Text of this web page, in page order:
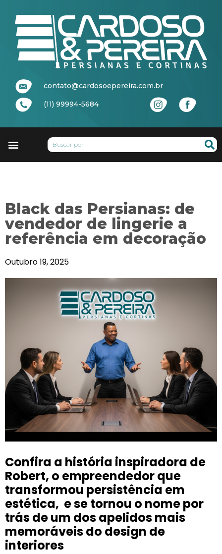
contato@cardosoepereira.com.br
(11) 99994-5684
Black das Persianas: de
vendedor de lingerie a
referência em decoração
Outubro 19, 2025
Confira a história inspiradora de
Robert, o empreendedor que
transformou persistência em
estética, e se tornou o nome por
trás de um dos apelidos mais
memoráveis do design de
interiores